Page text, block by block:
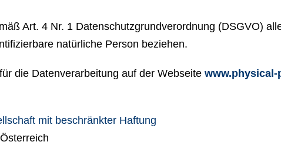
Art. 4 Nr. 1 Datenschutzgrundverordnung (DSGVO)
natürliche Person beziehen.
die Datenverarbeitung auf der Webseite www.physical-
mit beschränkter Haftung